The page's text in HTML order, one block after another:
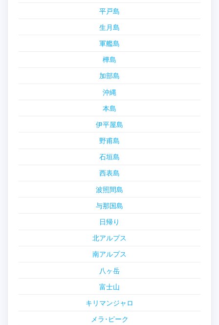
平戸島
生月島
軍艦島
樺島
加部島
沖縄
本島
伊平屋島
野甫島
石垣島
西表島
波照間島
与那国島
日帰り
北アルプス
南アルプス
八ヶ岳
富士山
キリマンジャロ
メラ･ピーク